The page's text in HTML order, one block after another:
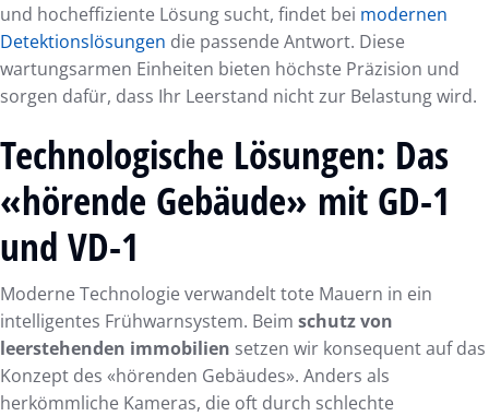
und hocheffiziente Lösung sucht, findet bei modernen
Detektionslösungen die passende Antwort. Diese
wartungsarmen Einheiten bieten höchste Präzision und
sorgen dafür, dass Ihr Leerstand nicht zur Belastung wird.
Technologische Lösungen: Das
«hörende Gebäude» mit GD-1
und VD-1
Moderne Technologie verwandelt tote Mauern in ein
intelligentes Frühwarnsystem. Beim schutz von
leerstehenden immobilien setzen wir konsequent auf das
Konzept des «hörenden Gebäudes». Anders als
herkömmliche Kameras, die oft durch schlechte